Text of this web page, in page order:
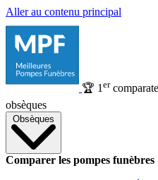
Aller au contenu principal
🏆 1 er
obsèques
Obsèques
Comparer les pompes funèbres